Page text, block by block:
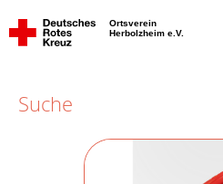
Ortsverein
Herbolzheim e.V.
Suche